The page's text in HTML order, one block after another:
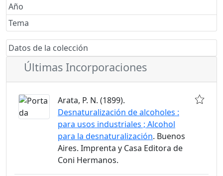
Año
Tema
Datos de la colección
Últimas Incorporaciones
Arata, P. N. (1899).
Desnaturalización de alcoholes :
para usos industriales ; Alcohol
para la desnaturalización. Buenos
Aires. Imprenta y Casa Editora de
Coni Hermanos.